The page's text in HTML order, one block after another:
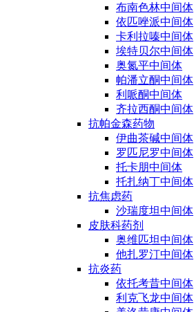
布南色林中间体
依匹唑派中间体
卡利拉嗪中间体
埃特贝尔中间体
奥氮平中间体
帕潘立酮中间体
利哌酮中间体
齐拉西酮中间体
抗帕金森药物
伊曲茶碱中间体
罗匹尼罗中间体
托卡朋中间体
托扎纳丁中间体
抗焦虑药
沙瑞度坦中间体
皮肤科药剂
奥维匹坦中间体
他扎罗汀中间体
抗炎药
依托考昔中间体
利克飞龙中间体